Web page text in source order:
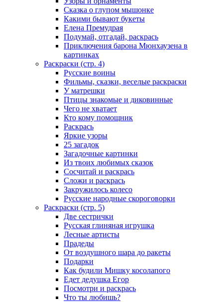
Сказка о глупом мышонке
Какими бывают букеты
Елена Премудрая
Подумай, отгадай, раскрась
Приключения барона Мюнхаузена в
картинках
Раскраски (стр. 4)
Русские воины
Фильмы, сказки, веселые раскраски
У матрешки
Птицы знакомые и диковинные
Чего не хватает
Кто кому помощник
Раскрась
Яркие узоры
25 загадок
Загадочные картинки
Из твоих любимых сказок
Сосчитай и раскрась
Сложи и раскрась
Закружилось колесо
Русские народные скороговорки
Раскраски (стр. 5)
Две сестрички
Русская глиняная игрушка
Лесные артисты
Прадеды
От воздушного шара до ракеты
Подарки
Как будили Мишку косолапого
Едет дедушка Егор
Посмотри и раскрась
Что ты любишь?